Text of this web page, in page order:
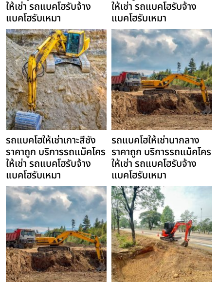
ให้เช่า รถแบคโฮรับจ้าง
แบคโฮรับเหมา
ให้เช่า รถแบคโฮรับจ้าง
แบคโฮรับเหมา
รถแบคโฮให้เช่าเกาะสีชัง
ราคาถูก บริการรถแม็คโคร
ให้เช่า รถแบคโฮรับจ้าง
แบคโฮรับเหมา
รถแบคโฮให้เช่านากลาง
ราคาถูก บริการรถแม็คโคร
ให้เช่า รถแบคโฮรับจ้าง
แบคโฮรับเหมา